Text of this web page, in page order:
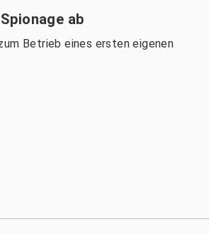
ab
Betrieb eines ersten eigenen